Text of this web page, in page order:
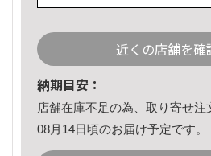
近くの店舗を確
納期目安：
店舗在庫不足の為、取り寄せ注
08月14日頃のお届け予定です。